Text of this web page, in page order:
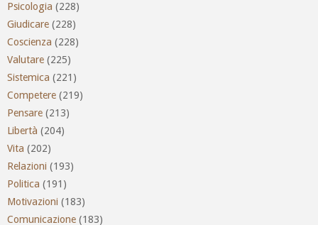
Psicologia (228)
Giudicare (228)
Coscienza (228)
Valutare (225)
Sistemica (221)
Competere (219)
Pensare (213)
Libertà (204)
Vita (202)
Relazioni (193)
Politica (191)
Motivazioni (183)
Comunicazione (183)